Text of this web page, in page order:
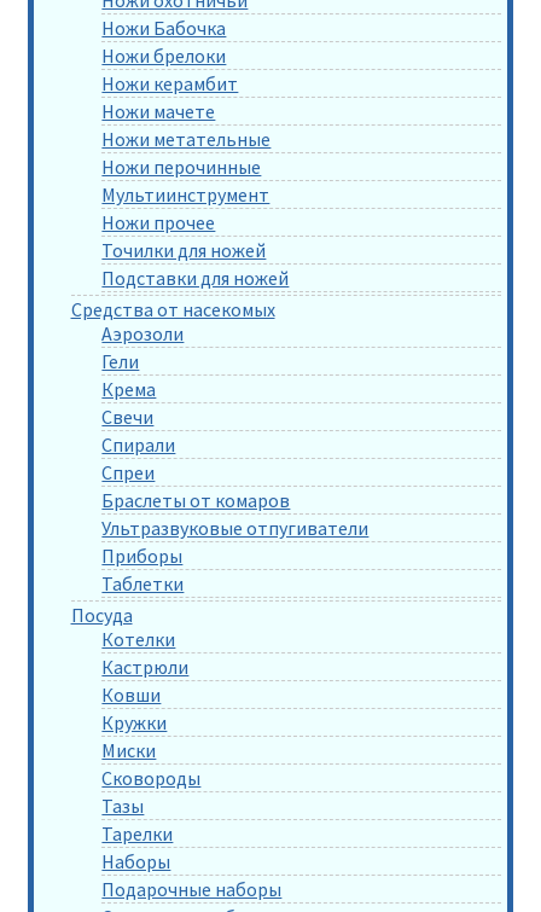
Ножи Бабочка
Ножи брелоки
Ножи керамбит
Ножи мачете
Ножи метательные
Ножи перочинные
Мультиинструмент
Ножи прочее
Точилки для ножей
Подставки для ножей
Средства от насекомых
Аэрозоли
Гели
Крема
Свечи
Спирали
Спреи
Браслеты от комаров
Ультразвуковые отпугиватели
Приборы
Таблетки
Посуда
Котелки
Кастрюли
Ковши
Кружки
Миски
Сковороды
Тазы
Тарелки
Наборы
Подарочные наборы